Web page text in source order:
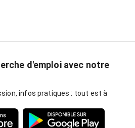
d'emploi avec notre
infos pratiques : tout est à